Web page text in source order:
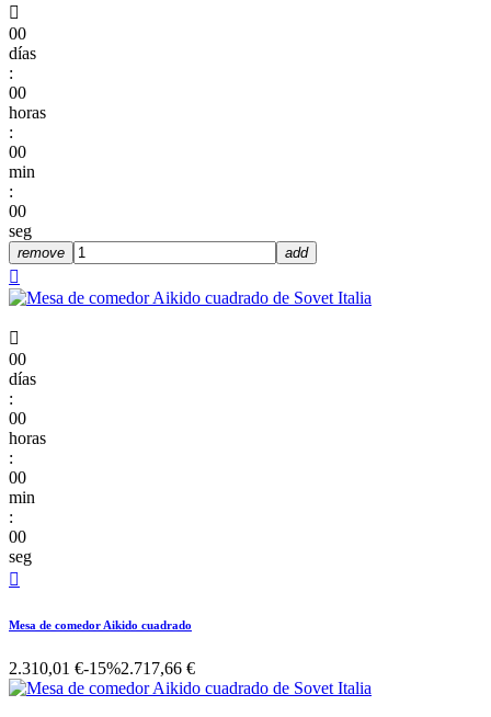

00
días
:
00
horas
:
00
min
:
00
seg
remove add


00
días
:
00
horas
:
00
min
:
00
seg

Mesa de comedor Aikido cuadrado
2.310,01 €-15%2.717,66 €